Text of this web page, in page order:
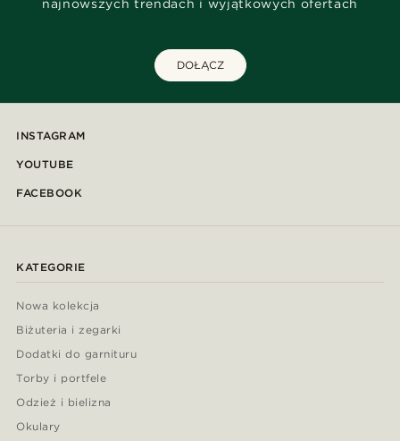
najnowszych trendach i wyjątkowych ofertach
DOŁĄCZ
INSTAGRAM
YOUTUBE
FACEBOOK
KATEGORIE
Nowa kolekcja
Biżuteria i zegarki
Dodatki do garnituru
Torby i portfele
Odzież i bielizna
Okulary